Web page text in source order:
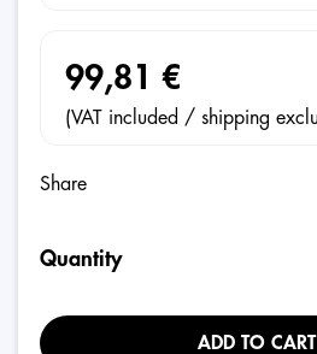
99,81 €
(VAT included / shipping
Share
Quantity
ADD TO CART